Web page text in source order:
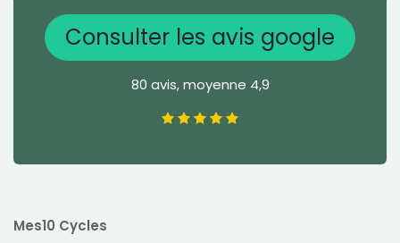
Consulter les avis google
80 avis, moyenne 4,9
Mes10 Cycles